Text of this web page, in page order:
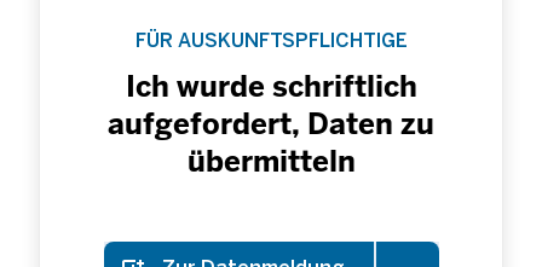
FÜR AUSKUNFTSPFLICHTIGE
Ich wurde schriftlich
aufgefordert, Daten zu
übermitteln